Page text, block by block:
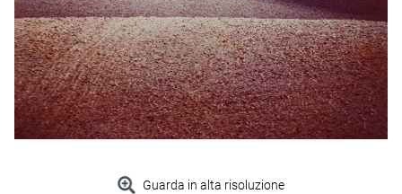
Guarda in alta risoluzione